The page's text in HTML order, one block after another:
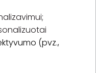
(pvz.,